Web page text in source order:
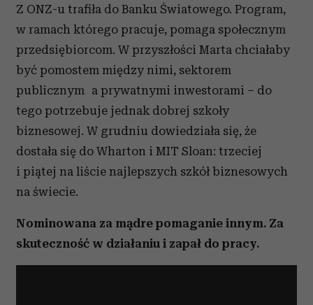
Z ONZ-u trafiła do Banku Światowego. Program,
w ramach którego pracuje, pomaga społecznym
przedsiębiorcom. W przyszłości Marta chciałaby
być pomostem między nimi, sektorem
publicznym a prywatnymi inwestorami – do
tego potrzebuje jednak dobrej szkoły
biznesowej. W grudniu dowiedziała się, że
dostała się do Wharton i MIT Sloan: trzeciej
i piątej na liście najlepszych szkół biznesowych
na świecie.
Nominowana za mądre pomaganie innym. Za
skuteczność w działaniu i zapał do pracy.